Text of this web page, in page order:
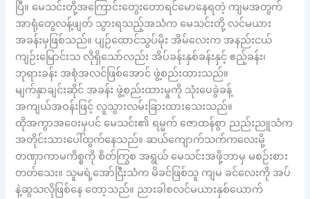
ပြီ။ မေသင်းတို့အကြောင်းတွေးတောရင်မောနေရတဲ့ ကျမအတွက်
အာရုံတွေလန့်ဖျတ် သွားရသည့်အသံက မေသင်းတို့ လင်မယား
အခန်းမှဖြစ်သည်။ ပျဉ်ထောင်သွပ်မိုး အိမ်လေးက အနည်းငယ်
ကျဉ်းမြောင်းသ လိုရှိသော်လည်း အိပ်ခန်းနှစ်ခန်းနှင့် ဧည့်ခန်း၊
ဘုရားခန်း အစုံအလင်ဖြစ်အောင် ဖွဲ့စည်းထားသည်။
မျက်နှာချင်းဆိုင် အခန်း ဖွဲ့စည်းထားမှုကို သုံးပေခွဲခန့်
အကျယ်အဝန်းဖြင့် လူသွားလမ်းခြားထားသေးသည်။
ထိုအကွာအဝေးမှပင် မေသင်း၏ ရမ္မက် ဇောထန်စွာ ညည်းညူသံက
အတိုင်းသားပေါ်ထွက်နေသည်။ ဆယ်ကျောက်သက်ကလေးမို့
တဏှာကာမကိစ္စကို စိတ်ကြွစ အရွယ် မေသင်းအဖို့ဘာမှ မစဉ်းစား
တတ်သေး။ သူမရဲ့အော်ငြီးသံက မိခင်ဖြစ်သူ ကျမ ခင်လေးကို အပ်
နဲ့ဆွသလိုဖြစ်နေ တော့သည်။ ညားခါစလင်မယားနှစ်ယောက်